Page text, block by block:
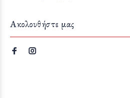
Ακολουθήστε μας